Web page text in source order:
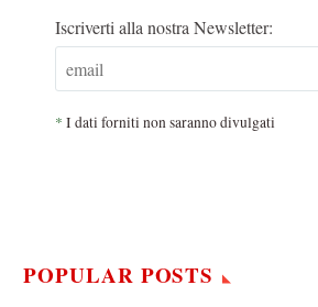
Iscriverti alla nostra Newsletter:
* I dati forniti non saranno divulgati
POPULAR POSTS